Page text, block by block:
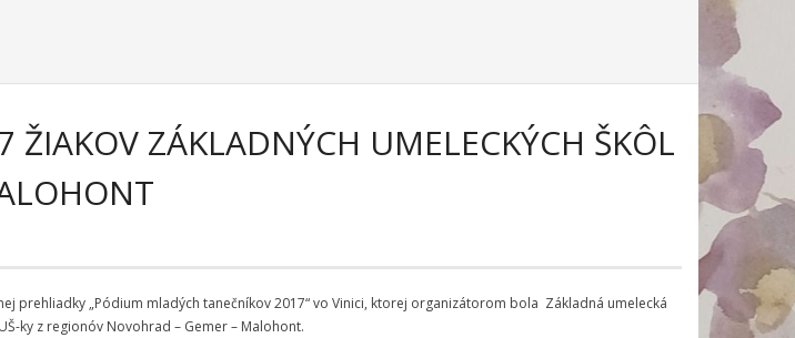
ZÁKLADNÝCH UMELECKÝCH ŠKÔL
prehliadky „Pódium mladých tanečníkov 2017“ vo Vinici, ktorej organizátorom bola Základná umelecká
ky z regionóv Novohrad – Gemer – Malohont.